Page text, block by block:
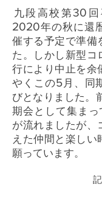
九段高校第30
2020年の秋に還
催する予定で準備
た。しかし新型コ
行により中止を余
やくこの5月、同
びとなりました。
期会として集まっ
が流れましたが、
えた仲間と楽しい
願っています。
記